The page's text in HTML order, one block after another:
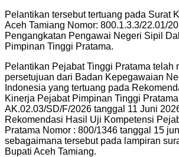
Pelantikan tersebut tertuang pada Surat
Aceh Tamiang Nomor: 800.1.3.3/22.01/
Pengangkatan Pengawai Negeri Sipil
Pimpinan Tinggi Pratama.
Pelantikan Pejabat Tinggi Pratama telah
persetujuan dari Badan Kepegawaian
Indonesia yang tertuang pada
Kinerja Pejabat Pimpinan Tinggi
AK.02.03/SD/F/2026 tanggal 11 Juni
Rekomendasi Hasil Uji Kompetensi
Pratama Nomor : 800/1346 tanggal 15
sebagaimana tersebut pada lampiran
Bupati Aceh Tamiang.